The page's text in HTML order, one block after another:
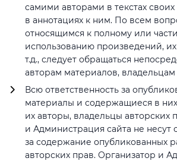
самими авторами в текстах
в аннотациях к ним. По всем
относящимся к полному или
использованию произведений,
т.д., следует обращаться
авторам материалов, владельцам
Всю ответственность за
материалы и содержащиеся в
их авторы, владельцы авторских
и Администрация сайта не несут
за содержание опубликованных
авторских прав. Организатор и